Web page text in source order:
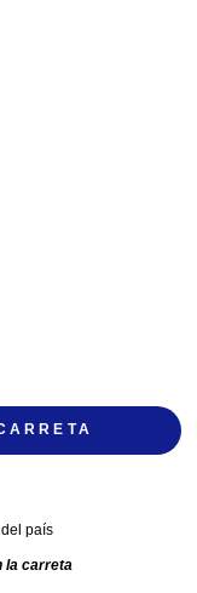
país
la carreta